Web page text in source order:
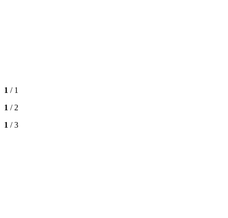
1 / 1
1 / 2
1 / 3